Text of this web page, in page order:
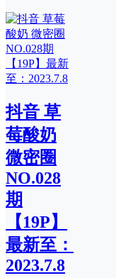
抖音 草
莓酸奶
微密圈
NO.028
期
【19P】
最新至：
2023.7.8